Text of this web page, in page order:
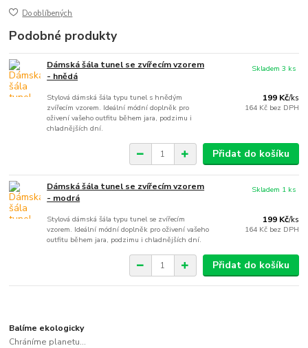
Do oblíbených
Podobné produkty
Dámská šála tunel se zvířecím vzorem
- hnědá
Stylová dámská šála typu tunel s hnědým
zvířecím vzorem. Ideální módní doplněk pro
oživení vašeho outfitu během jara, podzimu i
chladnějších dní.
199 Kč/ks
164 Kč bez DPH
Skladem 3 ks
Přidat do košíku
Dámská šála tunel se zvířecím vzorem
- modrá
Stylová dámská šála typu tunel se zvířecím
vzorem. Ideální módní doplněk pro oživení vašeho
outfitu během jara, podzimu i chladnějších dní.
199 Kč/ks
164 Kč bez DPH
Skladem 1 ks
Přidat do košíku
Balíme ekologicky
Chráníme planetu...